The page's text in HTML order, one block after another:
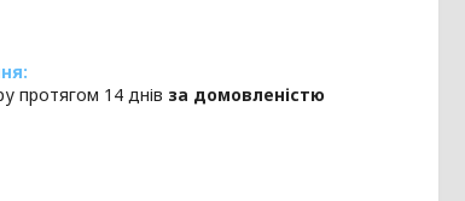
протягом 14 днів за домовленістю